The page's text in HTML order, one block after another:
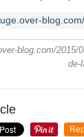
blog.com/2015/
de-